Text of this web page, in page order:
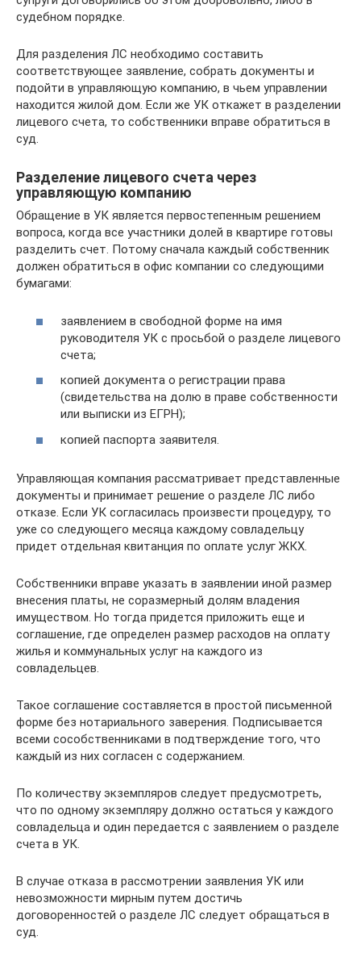
судебном порядке.
Для разделения ЛС необходимо составить
соответствующее заявление, собрать документы и
подойти в управляющую компанию, в чьем управлении
находится жилой дом. Если же УК откажет в разделении
лицевого счета, то собственники вправе обратиться в
суд.
Разделение лицевого счета через
управляющую компанию
Обращение в УК является первостепенным решением
вопроса, когда все участники долей в квартире готовы
разделить счет. Потому сначала каждый собственник
должен обратиться в офис компании со следующими
бумагами:
заявлением в свободной форме на имя
руководителя УК с просьбой о разделе лицевого
счета;
копией документа о регистрации права
(свидетельства на долю в праве собственности
или выписки из ЕГРН);
копией паспорта заявителя.
Управляющая компания рассматривает представленные
документы и принимает решение о разделе ЛС либо
отказе. Если УК согласилась произвести процедуру, то
уже со следующего месяца каждому совладельцу
придет отдельная квитанция по оплате услуг ЖКХ.
Собственники вправе указать в заявлении иной размер
внесения платы, не соразмерный долям владения
имуществом. Но тогда придется приложить еще и
соглашение, где определен размер расходов на оплату
жилья и коммунальных услуг на каждого из
совладельцев.
Такое соглашение составляется в простой письменной
форме без нотариального заверения. Подписывается
всеми сособственниками в подтверждение того, что
каждый из них согласен с содержанием.
По количеству экземпляров следует предусмотреть,
что по одному экземпляру должно остаться у каждого
совладельца и один передается с заявлением о разделе
счета в УК.
В случае отказа в рассмотрении заявления УК или
невозможности мирным путем достичь
договоренностей о разделе ЛС следует обращаться в
суд.